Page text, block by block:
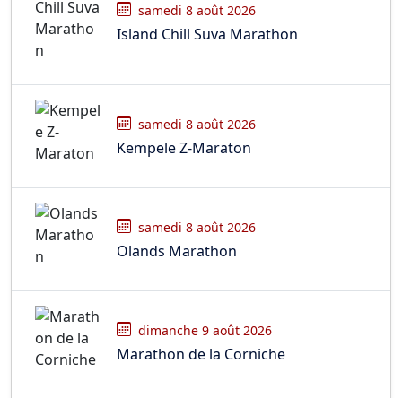
samedi 8 août 2026
Island Chill Suva Marathon
samedi 8 août 2026
Kempele Z-Maraton
samedi 8 août 2026
Olands Marathon
dimanche 9 août 2026
Marathon de la Corniche